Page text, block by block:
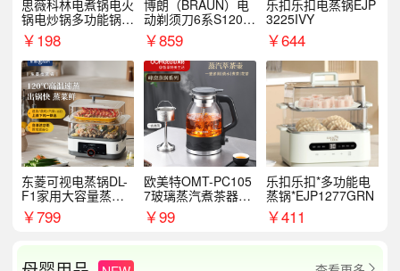
思薇科林电煮锅电火
锅电炒锅多功能锅电
热锅泡面小电锅
￥198
博朗（BRAUN）电
动剃须刀6系S1200
S￥859
乐扣乐扣电蒸锅EJP
3225IVY
￥644
东菱可视电蒸锅DL-
F1家用大容量蒸炖
锅
￥799
欧美特OMT-PC105
7玻璃蒸汽煮茶器黑
茶泡茶具茶壶花茶壶
￥99
乐扣乐扣*多功能电
蒸锅*EJP1277GRN
￥411